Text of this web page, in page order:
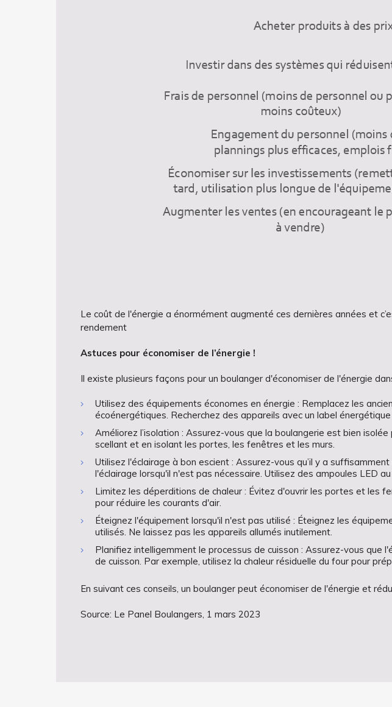
Le coût de l'énergie a énormément augmenté ces dernières années et
rendement
Astuces pour économiser de l’énergie !
Il existe plusieurs façons pour un boulanger d'économiser de l'énergie
Utilisez des équipements économes en énergie : Remplacez les
écoénergétiques. Recherchez des appareils avec un label
Améliorez l’isolation : Assurez-vous que la boulangerie est bien
scellant et en isolant les portes, les fenêtres et les murs.
Utilisez l'éclairage à bon escient : Assurez-vous qu’il y a
l'éclairage lorsqu'il n'est pas nécessaire. Utilisez des ampoules LED
Limitez les déperditions de chaleur : Évitez d'ouvrir les portes et les
pour réduire les courants d'air.
Éteignez l'équipement lorsqu'il n'est pas utilisé : Éteignez les
utilisés. Ne laissez pas les appareils allumés inutilement.
Planifiez intelligemment le processus de cuisson : Assurez-vous
de cuisson. Par exemple, utilisez la chaleur résiduelle du four pour
En suivant ces conseils, un boulanger peut économiser de l'énergie et
Source: Le Panel Boulangers, 1 mars 2023